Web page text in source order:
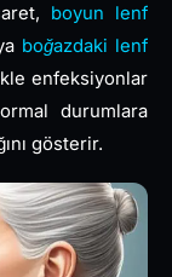
boyun lenf
boğazdaki lenf
enfeksiyonlar
durumlara
gösterir.